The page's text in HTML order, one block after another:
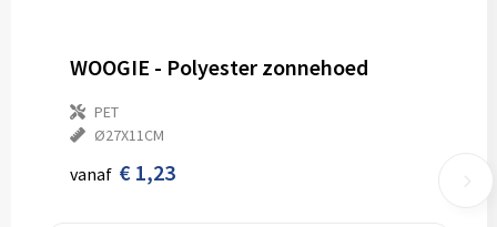
WOOGIE - Polyester zonnehoed
PET
Ø27X11CM
vanaf € 1,23